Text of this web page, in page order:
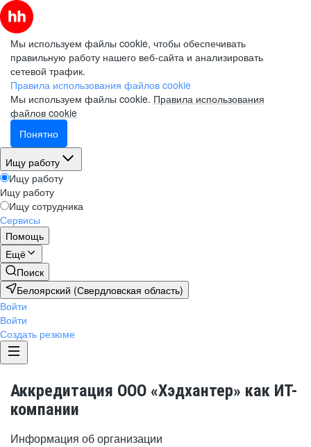
Мы используем файлы cookie, чтобы обеспечивать
правильную работу нашего веб-сайта и анализировать
сетевой трафик.
Правила использования файлов cookie
Мы используем файлы cookie. Правила использования
файлов cookie
Понятно
Ищу работу
Ищу работу
Ищу работу
Ищу сотрудника
Сервисы
Помощь
Ещё
Поиск
Белоярский (Свердловская область)
Войти
Войти
Создать резюме
Аккредитация ООО «Хэдхантер» как ИТ-
компании
Информация об организации